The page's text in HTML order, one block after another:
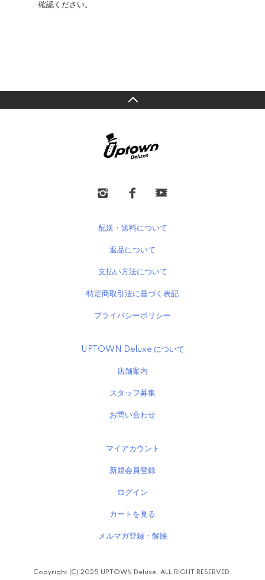
確認ください。
配送・送料について
返品について
支払い方法について
特定商取引法に基づく表記
プライバシーポリシー
UPTOWN Deluxe について
店舗案内
スタッフ募集
お問い合わせ
マイアカウント
新規会員登録
ログイン
カートを見る
メルマガ登録・解除
Copyright (C) 2025 UPTOWN Deluxe. ALL RIGHT RESERVED.